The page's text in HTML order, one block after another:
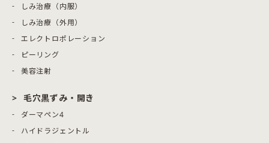
しみ治療（内服）
しみ治療（外用）
エレクトロポレーション
ピーリング
美容注射
毛穴黒ずみ・開き
ダーマペン4
ハイドラジェントル